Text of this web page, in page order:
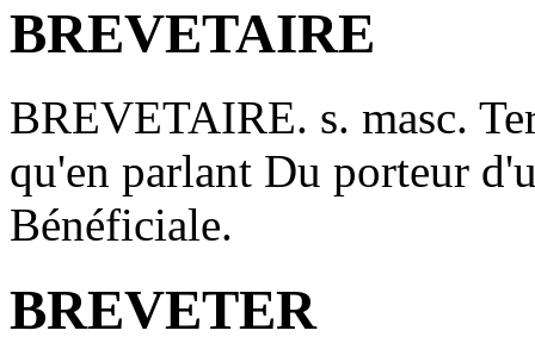
BREVETAIRE
BREVETAIRE. s. masc.
qu'en parlant Du porteur
Bénéficiale.
BREVETER